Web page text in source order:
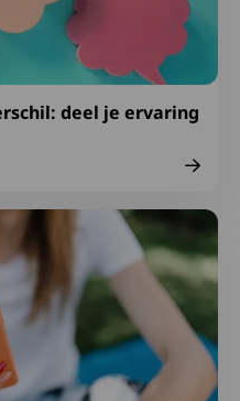
deel je ervaring
op vakantie: neem